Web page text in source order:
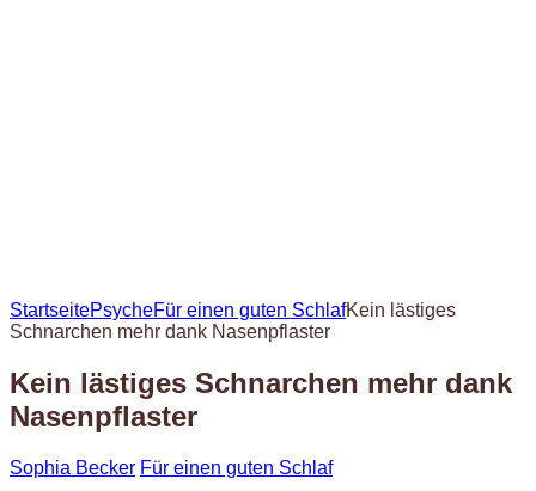
StartseitePsycheFür einen guten SchlafKein lästiges
Schnarchen mehr dank Nasenpflaster
Kein lästiges Schnarchen mehr dank
Nasenpflaster
Sophia Becker Für einen guten Schlaf